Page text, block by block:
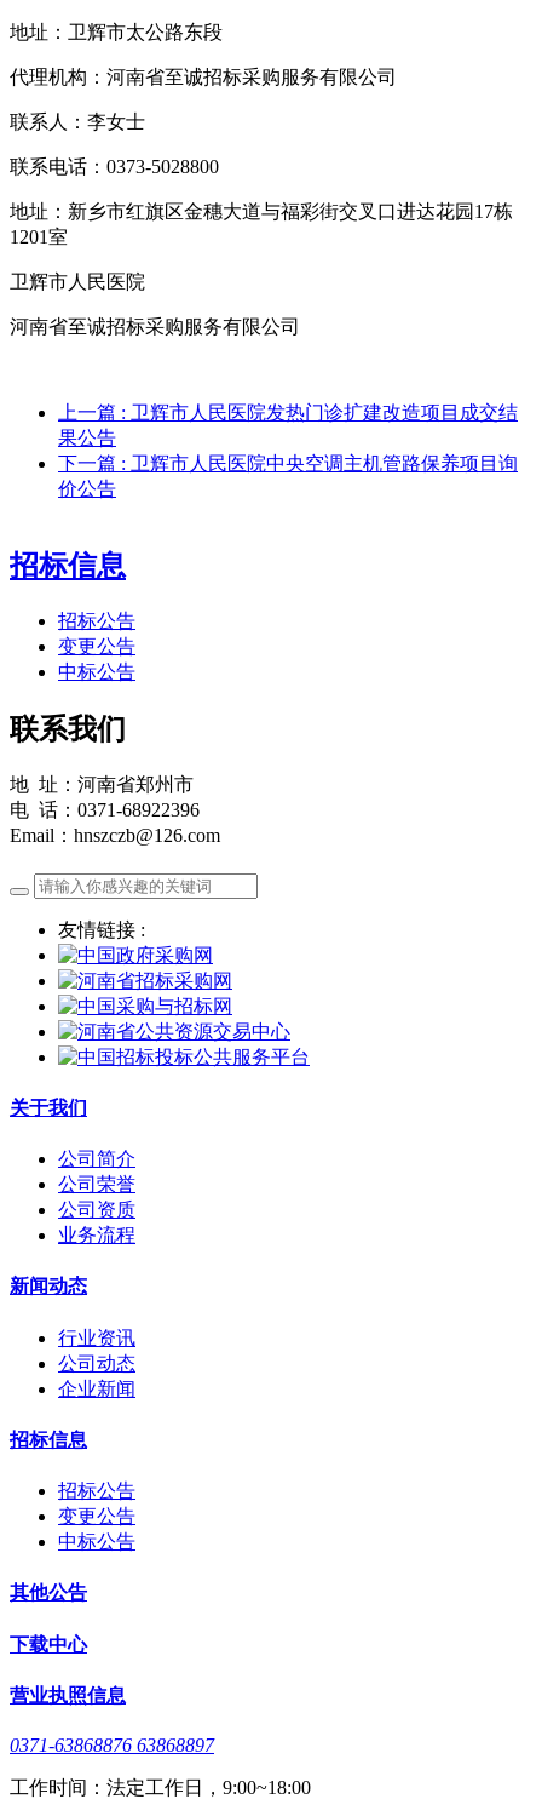
地址：卫辉市太公路东段
代理机构：河南省至诚招标采购服务有限公司
联系人：李女士
联系电话：0373-5028800
地址：新乡市红旗区金穗大道与福彩街交叉口进达花园17栋
1201室
卫辉市人民医院
河南省至诚招标采购服务有限公司
上一篇 : 卫辉市人民医院发热门诊扩建改造项目成交结
果公告
下一篇 : 卫辉市人民医院中央空调主机管路保养项目询
价公告
招标信息
招标公告
变更公告
中标公告
联系我们
地 址：河南省郑州市
电 话：0371-68922396
Email：hnszczb@126.com
友情链接 :
关于我们
公司简介
公司荣誉
公司资质
业务流程
新闻动态
行业资讯
公司动态
企业新闻
招标信息
招标公告
变更公告
中标公告
其他公告
下载中心
营业执照信息
0371-63868876 63868897
工作时间：法定工作日，9:00~18:00